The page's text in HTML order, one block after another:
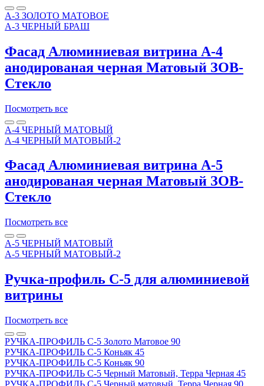
A-3 ЗОЛОТО МАТОВОЕ
A-3 ЧЕРНЫЙ БРАШ
Фасад Алюминиевая витрина A-4
анодированая черная Матовый ЗОВ-
Стекло
Посмотреть все
A-4 ЧЕРНЫЙ МАТОВЫЙ
A-4 ЧЕРНЫЙ МАТОВЫЙ-2
Фасад Алюминиевая витрина A-5
анодированая черная Матовый ЗОВ-
Стекло
Посмотреть все
А-5 ЧЕРНЫЙ МАТОВЫЙ
А-5 ЧЕРНЫЙ МАТОВЫЙ-2
Ручка-профиль C-5 для алюминиевой
витрины
Посмотреть все
РУЧКА-ПРОФИЛЬ С-5 Золото Матовое 90
РУЧКА-ПРОФИЛЬ С-5 Коньяк 45
РУЧКА-ПРОФИЛЬ С-5 Коньяк 90
РУЧКА-ПРОФИЛЬ С-5 Черный Матовый, Терра Черная 45